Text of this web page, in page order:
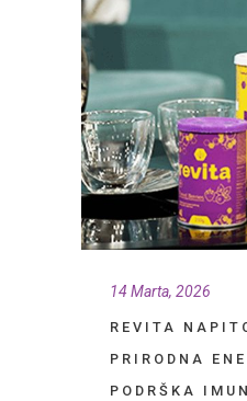
14 Marta, 2026
REVITA
PRIRODNA
PODRŠKA